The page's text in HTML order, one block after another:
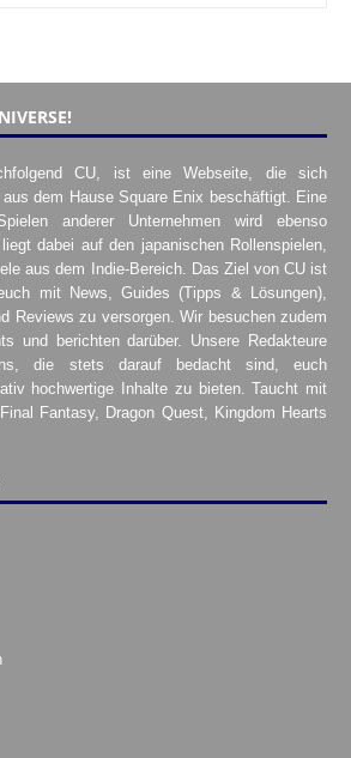
CU, ist eine Webseite, die sich
dem Hause Square Enix beschäftigt. Eine
anderer Unternehmen wird ebenso
dabei auf den japanischen Rollenspielen,
aus dem Indie-Bereich. Das Ziel von CU ist
mit News, Guides (Tipps & Lösungen),
Reviews zu versorgen. Wir besuchen zudem
und berichten darüber. Unsere Redakteure
die stets darauf bedacht sind, euch
hochwertige Inhalte zu bieten. Taucht mit
Fantasy, Dragon Quest, Kingdom Hearts